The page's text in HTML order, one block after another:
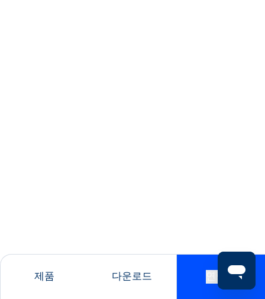
제품 다운로드 연락처